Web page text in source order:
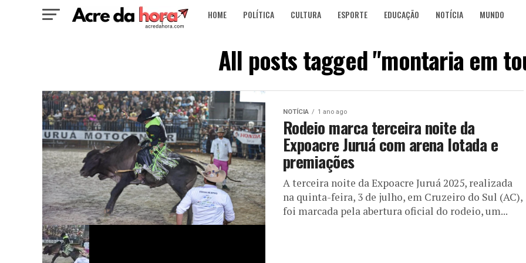
HOME POLÍTICA CULTURA ESPORTE EDUCAÇÃO NOTÍCIA MUNDO
All posts tagged "montaria em
NOTÍCIA 1 ano ago
Rodeio marca terceira noite da
Expoacre Juruá com arena lotada e
premiações
A terceira noite da Expoacre Juruá 2025, realizada
na quinta-feira, 3 de julho, em Cruzeiro do Sul (AC),
foi marcada pela abertura oficial do rodeio, um...